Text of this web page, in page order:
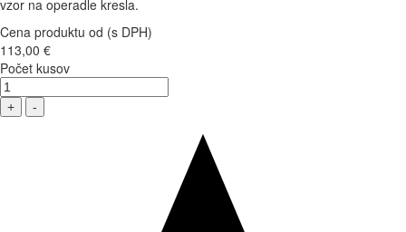
vzor na operadle kresla.
Cena produktu od (s DPH)
113,00 €
Počet kusov
+ -